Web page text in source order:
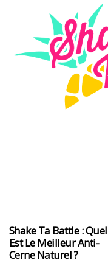
Shake Ta Battle : Quel
Est Le Meilleur Anti-
Cerne Naturel ?